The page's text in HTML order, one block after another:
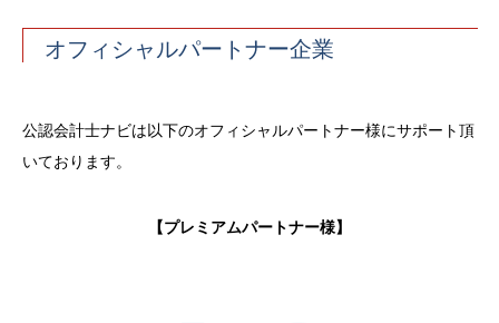
オフィシャルパートナー企業
公認会計士ナビは以下のオフィシャルパートナー様にサポート頂
いております。
【プレミアムパートナー様】